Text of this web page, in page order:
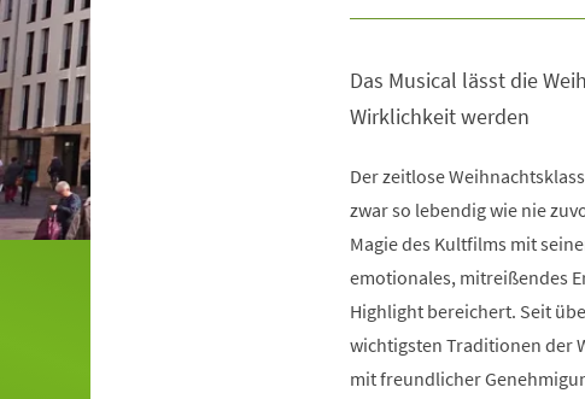
Das Musical lässt die
Wirklichkeit werden
Der zeitlose
zwar so lebendig wie nie
Magie des Kultfilms mit
emotionales, mitreißendes
Highlight bereichert. Seit
wichtigsten Traditionen der
mit freundlicher